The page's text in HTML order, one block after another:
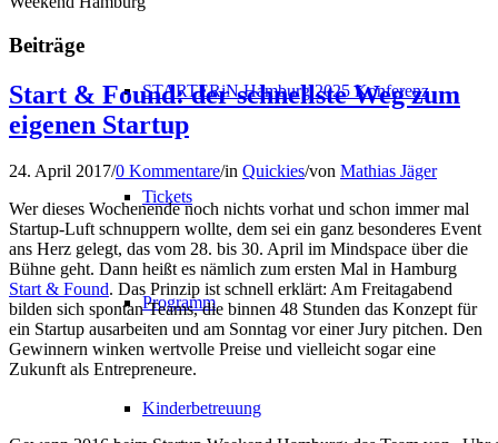
STARTERiN Hamburg 2025 Konferenz
Tickets
Programm
Kinderbetreuung
Beiträge
Start & Found: der schnellste Weg zum
eigenen Startup
24. April 2017/0 Kommentare/in Quickies/von Mathias Jäger
Wer dieses Wochenende noch nichts vorhat und schon immer mal
Startup-Luft schnuppern wollte, dem sei ein ganz besonderes Event
ans Herz gelegt, das vom 28. bis 30. April im Mindspace über die
Bühne geht. Dann heißt es nämlich zum ersten Mal in Hamburg
Start & Found. Das Prinzip ist schnell erklärt: Am Freitagabend
bilden sich spontan Teams, die binnen 48 Stunden das Konzept für
ein Startup ausarbeiten und am Sonntag vor einer Jury pitchen. Den
Gewinnern winken wertvolle Preise und vielleicht sogar eine
Zukunft als Entrepreneure.